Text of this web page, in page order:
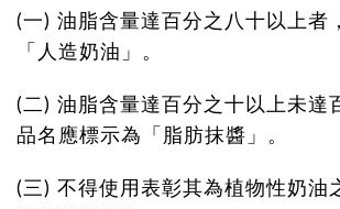
(一) 油脂含量達百分之八十以上者
「人造奶油」。
(二) 油脂含量達百分之十以上未達
品名應標示為「脂肪抹醬」。
(三) 不得使用表彰其為植物性奶油